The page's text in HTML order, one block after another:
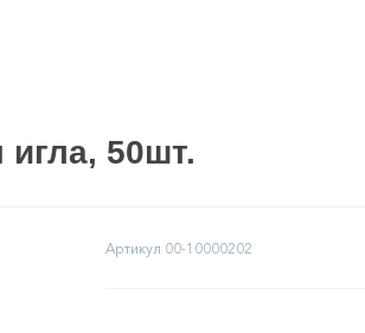
50шт.
Артикул 00-10000202